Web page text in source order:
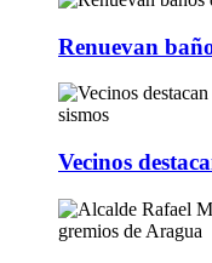
Renuevan
Vecinos